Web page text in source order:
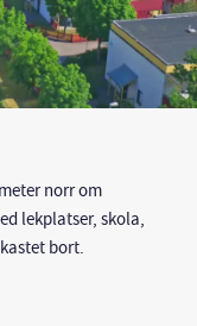
norr om
lekplatser, skola,
bort.